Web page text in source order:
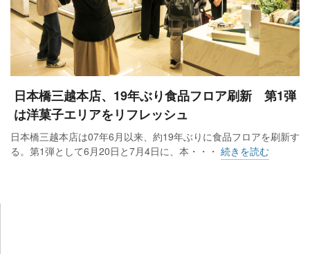
日本橋三越本店、19年ぶり食品フロア刷新 第1弾
は洋菓子エリアをリフレッシュ
日本橋三越本店は07年6月以来、約19年ぶりに食品フロアを刷新す
る。第1弾として6月20日と7月4日に、本・・・ 続きを読む